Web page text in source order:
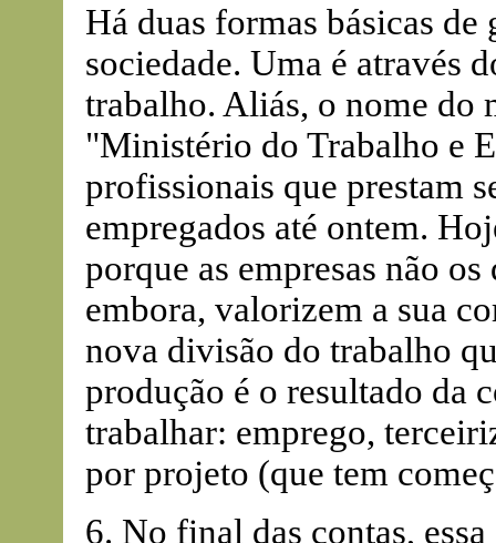
Há duas formas básicas
sociedade. Uma é através
trabalho. Aliás, o nome do
"Ministério do Trabalho e
profissionais que prestam
empregados até ontem.
porque as empresas não
embora, valorizem a sua
nova divisão do trabalho
produção é o resultado da
trabalhar: emprego,
por projeto (que tem
6. No final das contas,